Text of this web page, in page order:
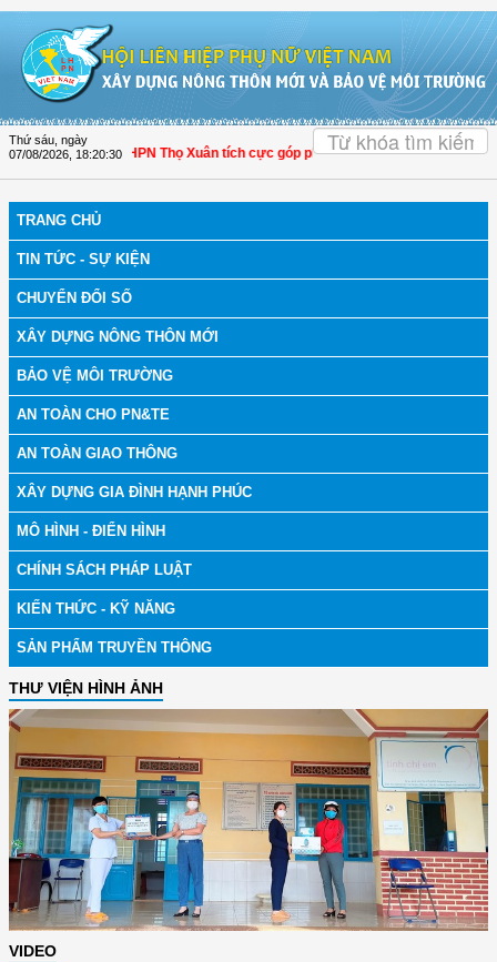
Thứ sáu, ngày
07/08/2026 18:20:30
Hóa: Hội LHPN Thọ Xuân tích cực góp phần nâng cao tỷ lệ người dân
TRANG CHỦ
TIN TỨC - SỰ KIỆN
CHUYỂN ĐỔI SỐ
XÂY DỰNG NÔNG THÔN MỚI
BẢO VỆ MÔI TRƯỜNG
AN TOÀN CHO PN&TE
AN TOÀN GIAO THÔNG
XÂY DỰNG GIA ĐÌNH HẠNH PHÚC
MÔ HÌNH - ĐIỂN HÌNH
CHÍNH SÁCH PHÁP LUẬT
KIẾN THỨC - KỸ NĂNG
SẢN PHẨM TRUYỀN THÔNG
THƯ VIỆN HÌNH ẢNH
VIDEO
OK